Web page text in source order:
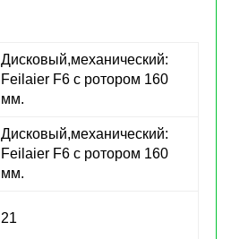
Дисковый,механический:
Feilaier F6 с ротором 160
мм.
Дисковый,механический:
Feilaier F6 с ротором 160
мм.
21